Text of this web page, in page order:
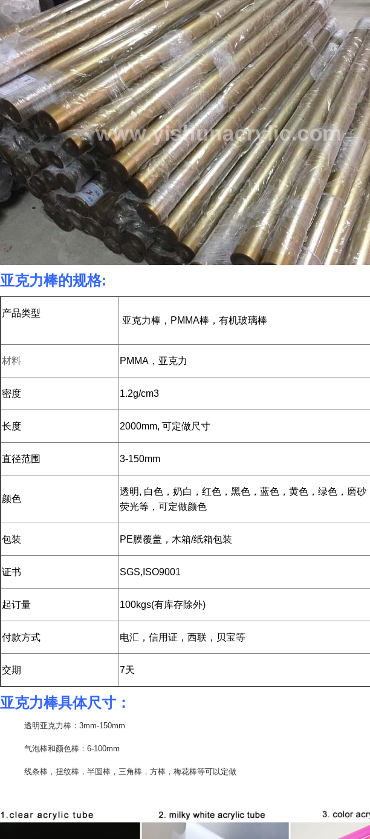
亚克力棒的规格:
产品类型
亚克力棒，PMMA棒，有机玻璃棒
材料 PMMA，亚克力
密度 1.2g/cm3
长度 2000mm, 可定做尺寸
直径范围 3-150mm
颜色
透明, 白色，奶白，红色，黑色，蓝色，黄色，绿色，磨砂
荧光等，可定做颜色
包装 PE膜覆盖，木箱/纸箱包装
证书 SGS,ISO9001
起订量 100kgs(有库存除外)
付款方式 电汇，信用证，西联，贝宝等
交期 7天
亚克力棒具体尺寸：
透明亚克力棒：3mm-150mm
气泡棒和颜色棒：6-100mm
线条棒，扭纹棒，半圆棒，三角棒，方棒，梅花棒等可以定做